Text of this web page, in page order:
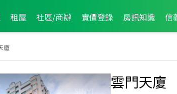
租屋 社區/商辦 實價登錄 房訊知識 信
廈
雲門天廈